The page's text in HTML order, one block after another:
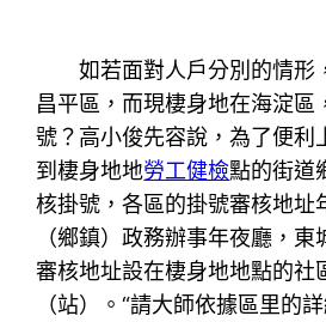
如若面對人戶分別的情形
昌平區，而現棲身地在海淀區
號？高小俊先容說，為了便利
到棲身地地勞工健檢點的街道
核掛號，各區的掛號審核地址
（鄉鎮）政務辦事年夜廳，
審核地址設在棲身地地點的社
（站）。“請大師依據區里的